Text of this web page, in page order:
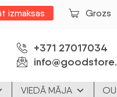
izmaksas Grozs
+371 27017034
VIEDĀ MĀJA